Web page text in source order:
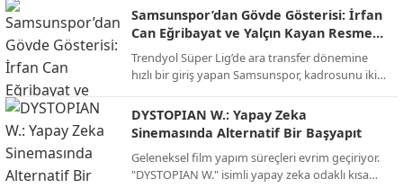
heyecanı, Ocak ayındaki son iki hafta maçlarıyla
zirve yapacak. Temsilcimiz Galatasaray'ın da
sahne alacağı bu dev organizasyonun yayın
bilgileri netleşti.
Samsunspor’dan Gövde Gösterisi: İrfan
Can Eğribayat ve Yalçın Kayan Resmen
Açıklandı!
Trendyol Süper Lig’de ara transfer dönemine
hızlı bir giriş yapan Samsunspor, kadrosunu iki
Fenerbahçe’den kaleci İrfan Can Eğribayat ve
ikas Eyüpspor’dan orta saha oyuncusu Yalçın
Kayan ile prensip anlaşmasına varıldığını
duyurdu.
DYSTOPIAN W.: Yapay Zeka
Sinemasında Alternatif Bir Başyapıt
Geleneksel film yapım süreçleri evrim geçiriyor.
"DYSTOPIAN W." isimli yapay zeka odaklı kısa